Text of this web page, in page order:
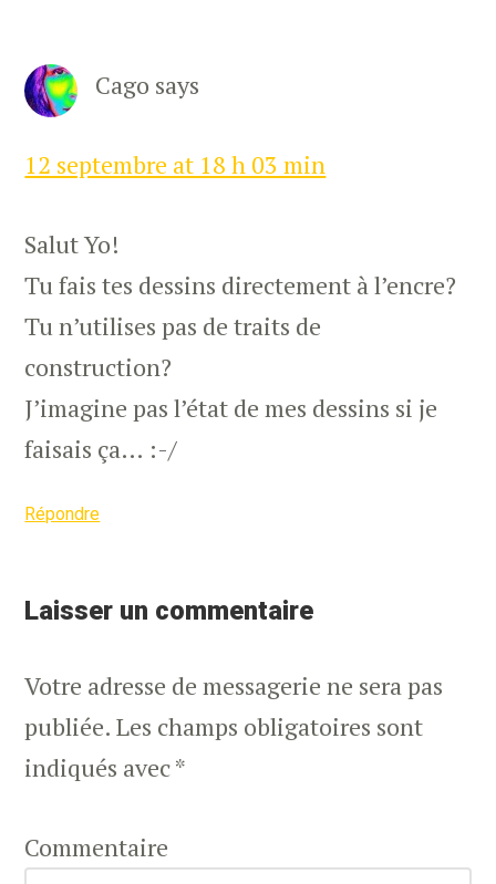
Cago says
12 septembre at 18 h 03 min
Salut Yo!
Tu fais tes dessins directement à l’encre?
Tu n’utilises pas de traits de
construction?
J’imagine pas l’état de mes dessins si je
faisais ça… :-/
Répondre
Laisser un commentaire
Votre adresse de messagerie ne sera pas
publiée. Les champs obligatoires sont
indiqués avec*
Commentaire